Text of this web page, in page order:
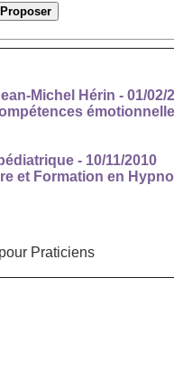
Michel Hérin - 01/02/
- 10/11/2010
et Formation en
Praticiens